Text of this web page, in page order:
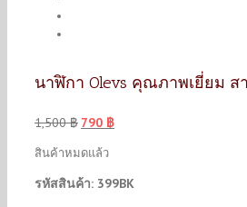
นาฬิกา Olevs คุณภาพเยี่ยม ส
1,500฿ 790 ฿
สินค้าหมดแล้ว
รหัสสินค้า: 399BK